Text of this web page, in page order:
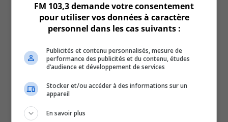
FM 103,3 demande votre consentement
pour utiliser vos données à caractère
personnel dans les cas suivants :
Publicités et contenu personnalisés, mesure de
performance des publicités et du contenu, études
d’audience et développement de services
Stocker et/ou accéder à des informations sur un
appareil
En savoir plus